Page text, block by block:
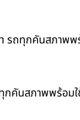
รถทุกคันสภาพพ
คันสภาพพร้อ